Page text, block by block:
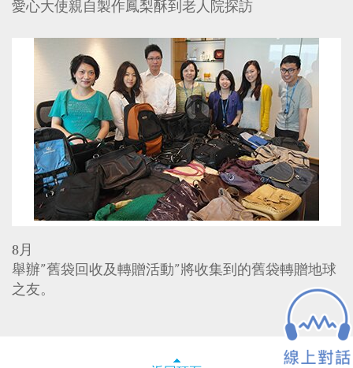
愛心大使親自製作鳳梨酥到老人院探訪
8月
舉辦”舊袋回收及轉贈活動”將收集到的舊袋轉贈地球
之友。